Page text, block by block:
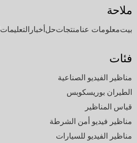
ملاحة
بيتمعلومات عنامنتجاتحلأخبار التعليمات
فئات
مناظير الفيديو الصناعية
الطيران بوريسكوبس
قياس المناظير
مناظير فيديو أمن الشرطة
مناظير الفيديو للسيارات